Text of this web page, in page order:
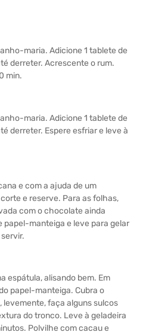
maria. Adicione 1 tablete de
derreter. Acrescente o rum.
min.
maria. Adicione 1 tablete de
derreter. Espere esfriar e leve à
e com a ajuda de um
e reserve. Para as folhas,
com o chocolate ainda
papel-manteiga e leve para gelar
espátula, alisando bem. Em
papel-manteiga. Cubra o
levemente, faça alguns sulcos
do tronco. Leve à geladeira
Polvilhe com cacau e